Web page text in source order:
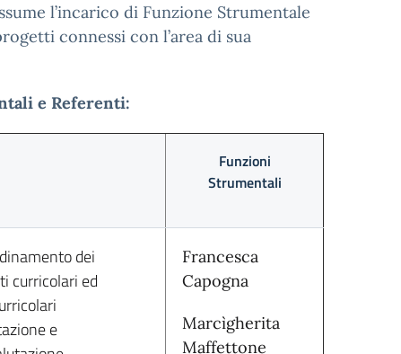
l’incarico di Funzione Strumentale
connessi con l’area di sua
e Referenti:
Funzioni
Strumentali
dei
curricolari ed
e
Francesca
Capogna
Marcìgherita
Maffettone